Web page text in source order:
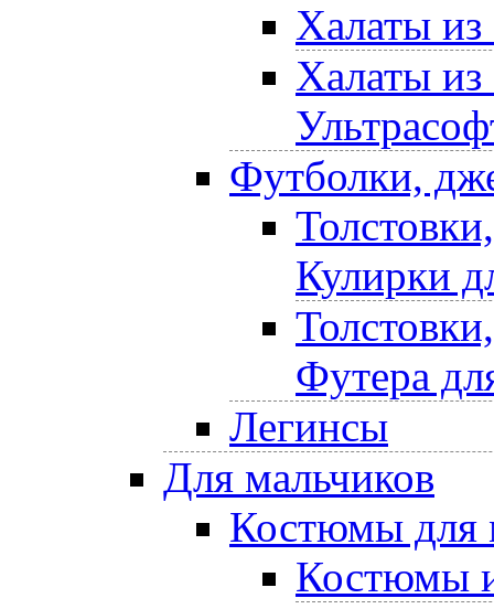
Халаты из
Халаты
Футболки,
Кулирки
Футера
Легинсы
Для мальчиков
Костюмы для
Костюмы